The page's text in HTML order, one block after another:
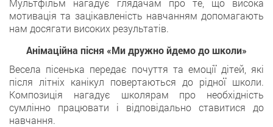
Мультфільм нагадує глядачам про те, що висока
мотивація та зацікавленість навчанням допомагають
нам досягати високих результатів.
Анімаційна пісня «Ми дружно йдемо до школи»
Весела пісенька передає почуття та емоції дітей, які
після літніх канікул повертаються до рідної школи.
Композиція нагадує школярам про необхідність
сумлінно працювати і відповідально ставитися до
навчання.